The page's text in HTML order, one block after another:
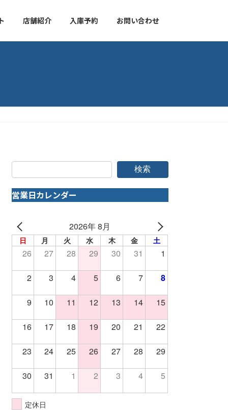
店舗紹介 入庫予約 お問い合わせ
検索
営業日カレンダー
2026年 8月
日 月 火 水 木 金 土
26 27 28 29 30 31 1
2 3 4 5 6 7 8
9 10 11 12 13 14 15
16 17 18 19 20 21 22
23 24 25 26 27 28 29
30 31 1 2 3 4 5
定休日